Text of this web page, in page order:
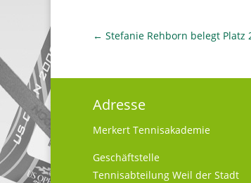
← Stefanie Rehborn belegt Platz
Adresse
Merkert Tennisakademie
Geschäftstelle
Tennisabteilung Weil der Stadt